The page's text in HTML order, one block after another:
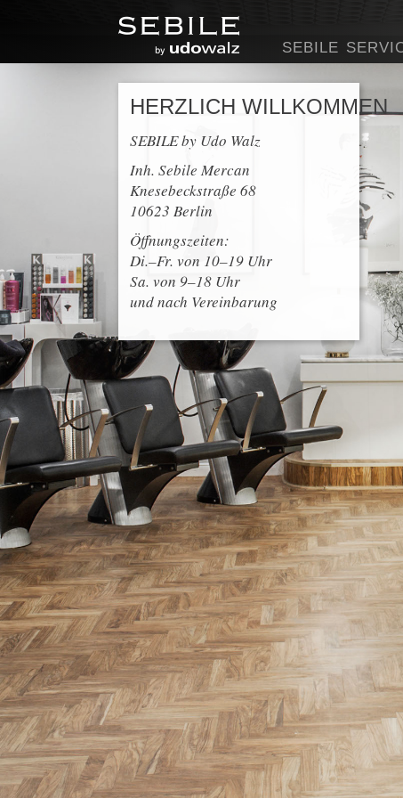
HERZLICH WILLKOMMEN
SEBILE by Udo Walz
Inh. Sebile Mercan
Knesebeckstraße 68
10623 Berlin
Öffnungszeiten:
Di.–Fr. von 10–19 Uhr
Sa. von 9–18 Uhr
und nach Vereinbarung
SEBILE